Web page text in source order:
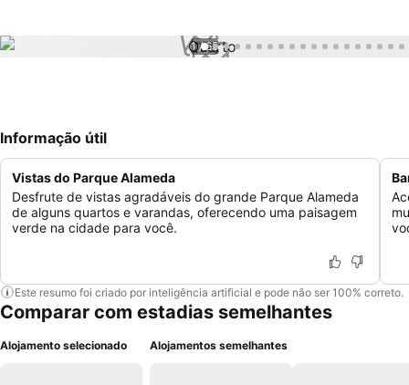
1 / 65
Informação útil
Vistas do Parque Alameda
Desfrute de vistas agradáveis do grande Parque Alameda
de alguns quartos e varandas, oferecendo uma paisagem
verde na cidade para você.
Este resumo foi criado por inteligência artificial e pode não ser 100% correto.
Comparar com estadias semelhantes
Alojamento selecionado Alojamentos semelhantes